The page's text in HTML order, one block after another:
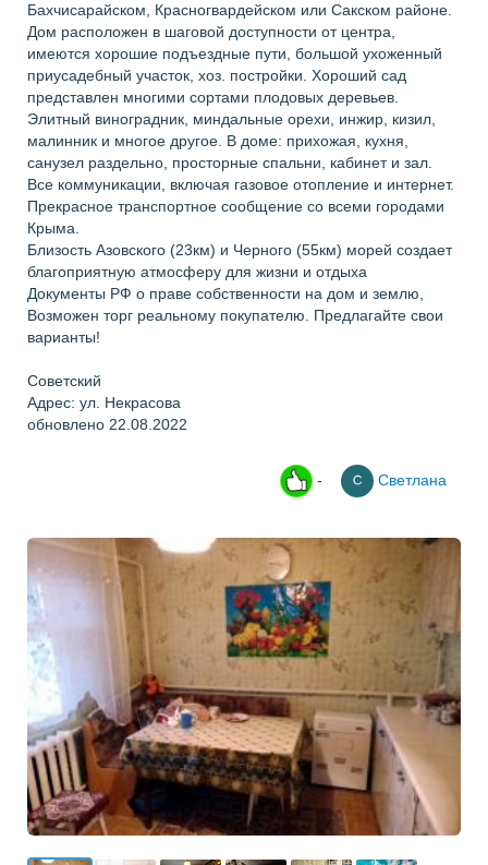
Бахчисарайском, Красногвардейском или Сакском районе.
Дом расположен в шаговой доступности от центра,
имеются хорошие подъездные пути, большой ухоженный
приусадебный участок, хоз. постройки. Хороший сад
представлен многими сортами плодовых деревьев.
Элитный виноградник, миндальные орехи, инжир, кизил,
малинник и многое другое. В доме: прихожая, кухня,
санузел раздельно, просторные спальни, кабинет и зал.
Все коммуникации, включая газовое отопление и интернет.
Прекрасное транспортное сообщение со всеми городами
Крыма.
Близость Азовского (23км) и Черного (55км) морей создает
благоприятную атмосферу для жизни и отдыха
Документы РФ о праве собственности на дом и землю,
Возможен торг реальному покупателю. Предлагайте свои
варианты!
Советский
Адрес: ул. Некрасова
обновлено 22.08.2022
- Светлана